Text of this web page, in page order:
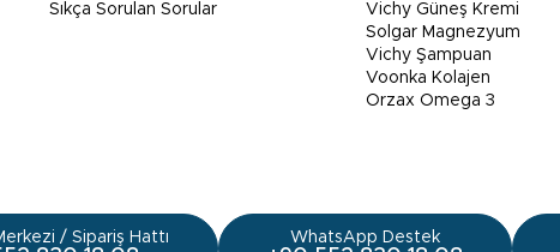
Sıkça Sorulan Sorular
Vichy Güneş Kremi
Solgar Magnezyum
Vichy Şampuan
Voonka Kolajen
Orzax Omega 3
/ Sipariş Hattı WhatsApp Destek